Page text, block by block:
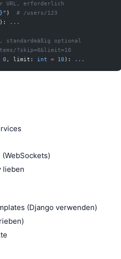
URL, erforderlich
" ) # /users/123
): ...
standardmäßig optional
?skip=0&limit=10
0 , limit: int = 10 ): ...
lieben
(Django verwenden)